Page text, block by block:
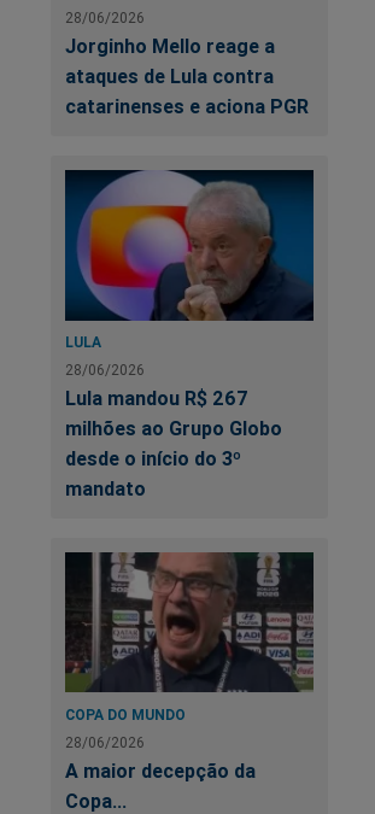
28/06/2026
Jorginho Mello reage a
ataques de Lula contra
catarinenses e aciona PGR
LULA
28/06/2026
Lula mandou R$ 267
milhões ao Grupo Globo
desde o início do 3º
mandato
COPA DO MUNDO
28/06/2026
A maior decepção da
Copa...